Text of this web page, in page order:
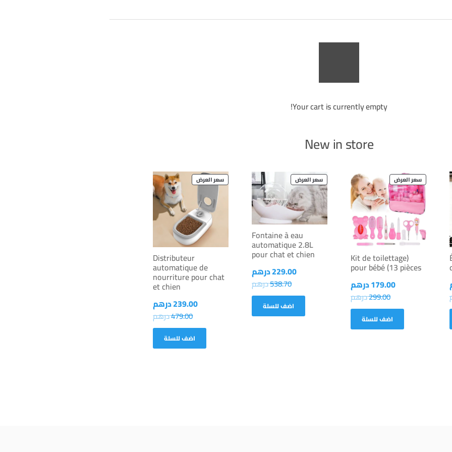
Your cart is currently empty!
New in store
سعر العرضPRODUCT
ON
SALE
(Kit de toilettage
pour bébé (13 pièces
179.00درهم
299.00درهم
اضف للسلة
سعر العرضPRODUCT
ON
SALE
Fontaine à eau
automatique 2.8L
pour chat et chien
229.00درهم
538.70درهم
اضف للسلة
سعر العرضPRODUCT
ON
Distributeur
automatique de
nourriture pour chat
et chien
239.00درهم
479.00درهم
اضف للسلة